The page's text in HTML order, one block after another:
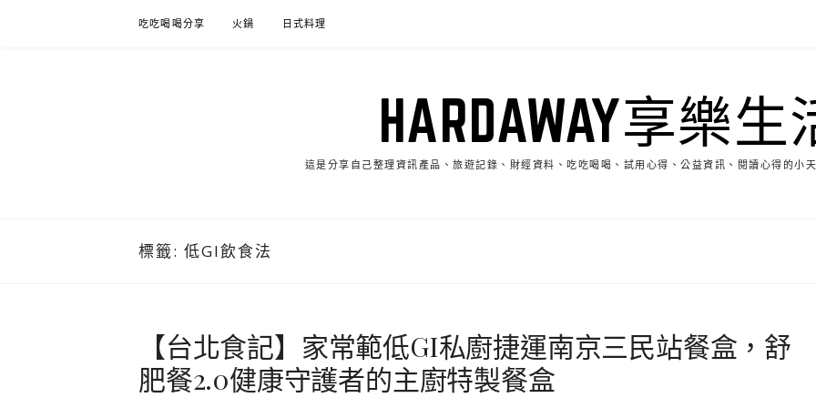
吃吃喝喝分享 火鍋 日式料理
HARDAWAY享樂生
這是分享自己整理資訊產品、旅遊記錄、財經資料、吃吃喝喝、試用心得、公益資訊、閱讀心得的小
標籤: 低GI飲食法
【台北食記】家常範低GI私廚捷運南京三民站餐盒，舒
肥餐2.0健康守護者的主廚特製餐盒